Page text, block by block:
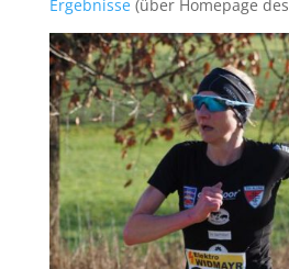
Ergebnisse(über Homepage